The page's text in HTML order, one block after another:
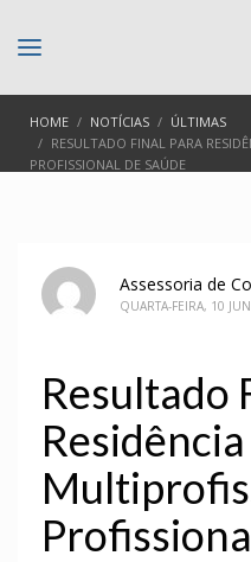
HOME NOTÍCIAS
ÚLTIMAS
RESULTADO FINAL PARA
PROFISSIONAL DE SAÚDE
Assessoria de
QUARTA-FEIRA, 10
Resultado